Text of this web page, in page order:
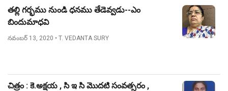
తల్లి గర్భము నుండి ధనము తేడెవ్వడు--ఎం
బిందుమాధవి
నవంబర్ 13, 2020 • T. VEDANTA SURY
చిత్రం : కె.అక్షయ , సి ఇ సి మొదటి సంవత్సరం ,